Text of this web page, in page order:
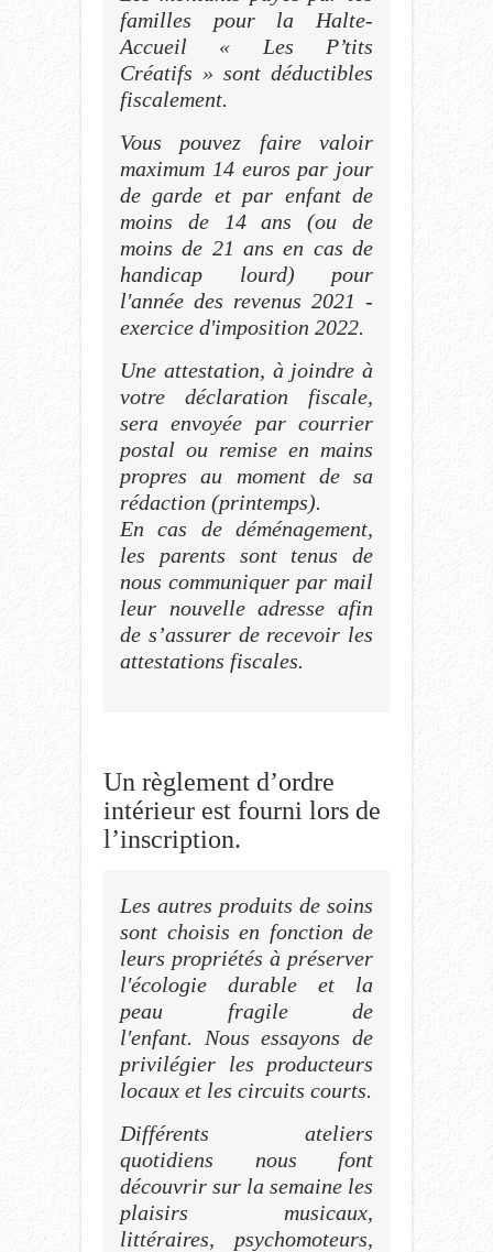
familles pour la Halte-
Accueil « Les P’tits
Créatifs » sont déductibles
fiscalement.
Vous pouvez faire valoir
maximum 14 euros par jour
de garde et par enfant de
moins de 14 ans (ou de
moins de 21 ans en cas de
handicap lourd) pour
l'année des revenus 2021 -
exercice d'imposition 2022.
Une attestation, à joindre à
votre déclaration fiscale,
sera envoyée par courrier
postal ou remise en mains
propres au moment de sa
rédaction (printemps).
En cas de déménagement,
les parents sont tenus de
nous communiquer par mail
leur nouvelle adresse afin
de s’assurer de recevoir les
attestations fiscales.
Un règlement d’ordre
intérieur est fourni lors de
l’inscription.
Les autres produits de soins
sont choisis en fonction de
leurs propriétés à préserver
l'écologie durable et la
peau fragile de
l'enfant. Nous essayons de
privilégier les producteurs
locaux et les circuits courts.
Différents ateliers
quotidiens nous font
découvrir sur la semaine les
plaisirs musicaux,
littéraires, psychomoteurs,